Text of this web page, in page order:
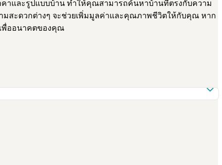
คาและรูปแบบบ้าน ทำให้คุณสามารถค้นหาบ้านที่ตรงกับความ
มสะดวกต่างๆ จะช่วยเพิ่มมูลค่าและคุณภาพชีวิตให้กับคุณ หาก
พื่ออนาคตของคุณ